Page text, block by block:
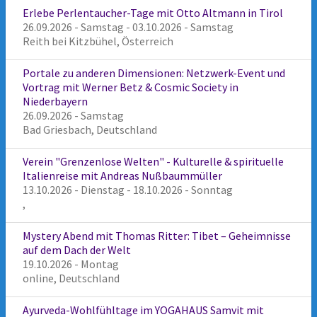
Erlebe Perlentaucher-Tage mit Otto Altmann in Tirol
26.09.2026 - Samstag - 03.10.2026 - Samstag
Reith bei Kitzbühel, Österreich
Portale zu anderen Dimensionen: Netzwerk-Event und
Vortrag mit Werner Betz & Cosmic Society in
Niederbayern
26.09.2026 - Samstag
Bad Griesbach, Deutschland
Verein "Grenzenlose Welten" - Kulturelle & spirituelle
Italienreise mit Andreas Nußbaummüller
13.10.2026 - Dienstag - 18.10.2026 - Sonntag
,
Mystery Abend mit Thomas Ritter: Tibet – Geheimnisse
auf dem Dach der Welt
19.10.2026 - Montag
online, Deutschland
Ayurveda-Wohlfühltage im YOGAHAUS Samvit mit